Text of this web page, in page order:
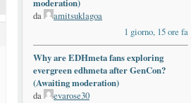
moderation)
da
amitsuklagoa
1 giorno, 15 ore fa
Why are EDHmeta fans exploring
evergreen edhmeta after GenCon?
(Awaiting moderation)
da
evarose30